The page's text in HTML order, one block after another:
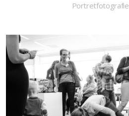
Portretfotografie